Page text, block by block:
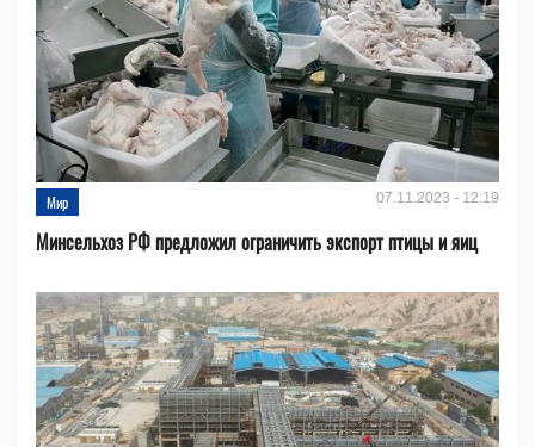
Мир 07.11.2023 - 12:19
Минсельхоз РФ предложил ограничить экспорт птицы и яиц